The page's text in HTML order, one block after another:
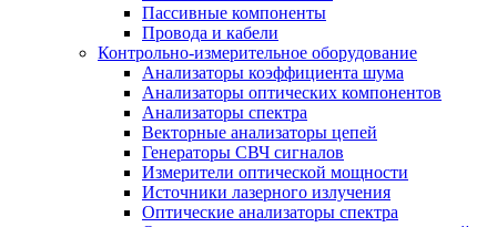
Пассивные компоненты
Провода и кабели
Контрольно-измерительное оборудование
Анализаторы коэффициента шума
Анализаторы оптических компонентов
Анализаторы спектра
Векторные анализаторы цепей
Генераторы СВЧ сигналов
Измерители оптической мощности
Источники лазерного излучения
Оптические анализаторы спектра